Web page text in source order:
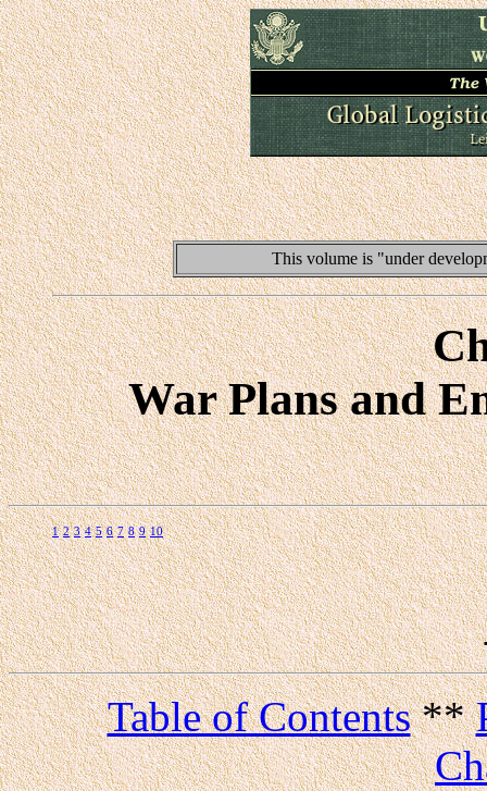
This volume is "under
War Plans and
1 2 3 4 5 6 7 8 9 10
Table of Contents**